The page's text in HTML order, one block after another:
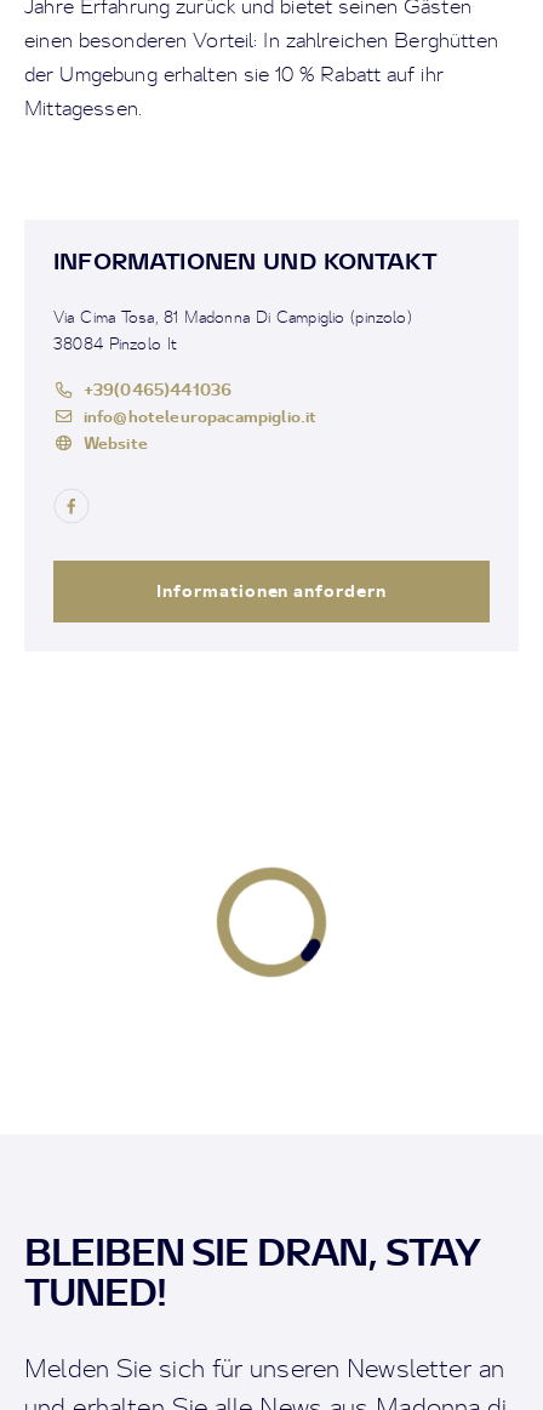
Jahre Erfahrung zurück und bietet seinen Gästen
einen besonderen Vorteil: In zahlreichen Berghütten
der Umgebung erhalten sie 10 % Rabatt auf ihr
Mittagessen.
INFORMATIONEN UND KONTAKT
Via Cima Tosa, 81 Madonna Di Campiglio (pinzolo)
38084 Pinzolo It
+39(0465)441036
info@hoteleuropacampiglio.it
Website
Informationen anfordern
BLEIBEN SIE DRAN, STAY
TUNED!
Melden Sie sich für unseren Newsletter an